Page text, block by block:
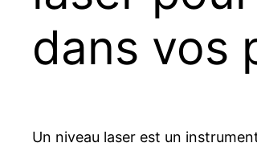
dans vos
Un niveau laser est un